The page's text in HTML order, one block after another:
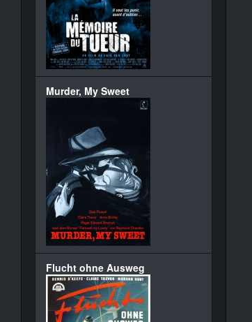
Murder, My Sweet
Flucht ohne Ausweg